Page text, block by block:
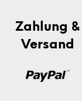
Zahlung &
Versand